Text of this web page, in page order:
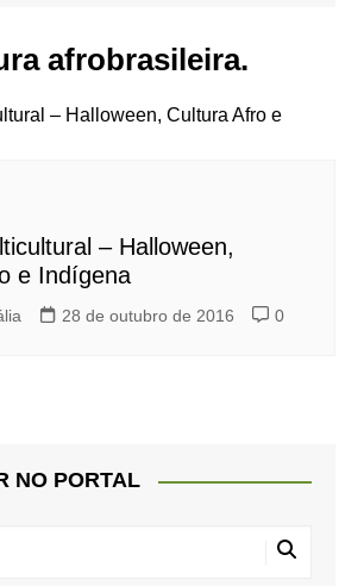
afrobrasileira.
– Halloween,
e Indígena
28 de outubro de 2016 0
NO PORTAL